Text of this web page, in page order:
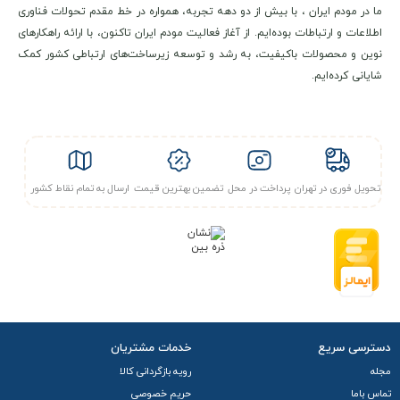
مشخصات فنی و کلیدی
مودم TF-i20 E1 ایرانسل
است که به اینترنت ثابت پایدار بدون نیاز به خط تلفن نیاز دارند.
این مودم با وای فای دو بانده (Dual-Band) در فرکانس‌های
گیگاهرتز
802.11a/b/g/n/ac (یا همان Wi-Fi 5) امکان دستیابی به
دانلود600Mbpsو سرعت آپلود100Mbpsرا در بستر شبکه دارد و
برای کاربری هایی مانند وب گردی، تماشای ویدیو آنلاین، آموزش
مجازی و استفاده همزمان چند دستگاه عملکرد قابل قبولی ارائه می
ما در مودم ایران ، با بیش از دو دهه تجربه، همواره در خط مقدم تحولات فناوری
اطلاعات و ارتباطات بوده‌ایم. از آغاز فعالیت مودم ایران تاکنون، با ارائه راهکارهای
نوین و محصولات باکیفیت، به رشد و توسعه زیرساخت‌های ارتباطی کشور کمک
شایانی کرده‌ایم.
تحویل فوری در تهران پرداخت در محل تضمین بهترین قیمت ارسال به تمام نقاط کشور
دسترسی سریع
مجله
تماس باما
خدمات مشتریان
رویه بازگردانی کالا
حریم خصوصی